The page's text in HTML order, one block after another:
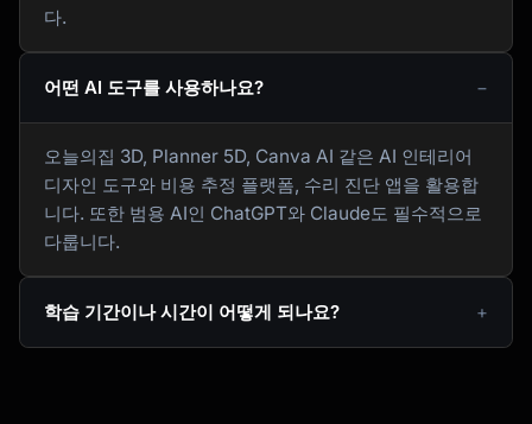
다.
어떤 AI 도구를 사용하나요?
오늘의집 3D, Planner 5D, Canva AI 같은 AI 인테리어
디자인 도구와 비용 추정 플랫폼, 수리 진단 앱을 활용합
니다. 또한 범용 AI인 ChatGPT와 Claude도 필수적으로
다룹니다.
학습 기간이나 시간이 어떻게 되나요?